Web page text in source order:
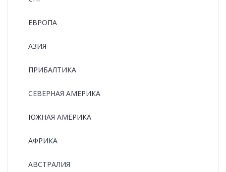
ЕВРОПА
АЗИЯ
ПРИБАЛТИКА
СЕВЕРНАЯ АМЕРИКА
ЮЖНАЯ АМЕРИКА
АФРИКА
АВСТРАЛИЯ